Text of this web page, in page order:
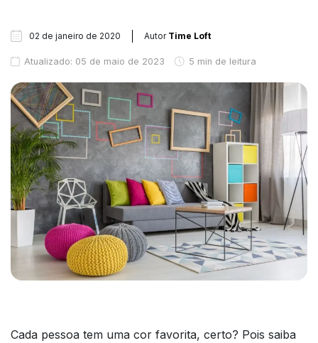
02 de janeiro de 2020 Autor Time Loft
Atualizado: 05 de maio de 2023 5 min de leitura
Cada pessoa tem uma cor favorita, certo? Pois saiba